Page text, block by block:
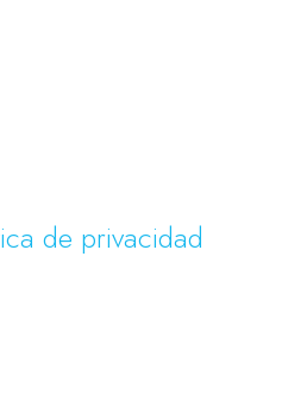
de privacidad